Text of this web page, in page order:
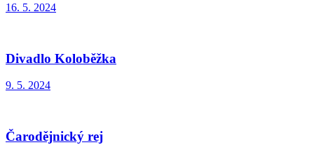
16. 5. 2024
Divadlo Koloběžka
9. 5. 2024
Čarodějnický rej